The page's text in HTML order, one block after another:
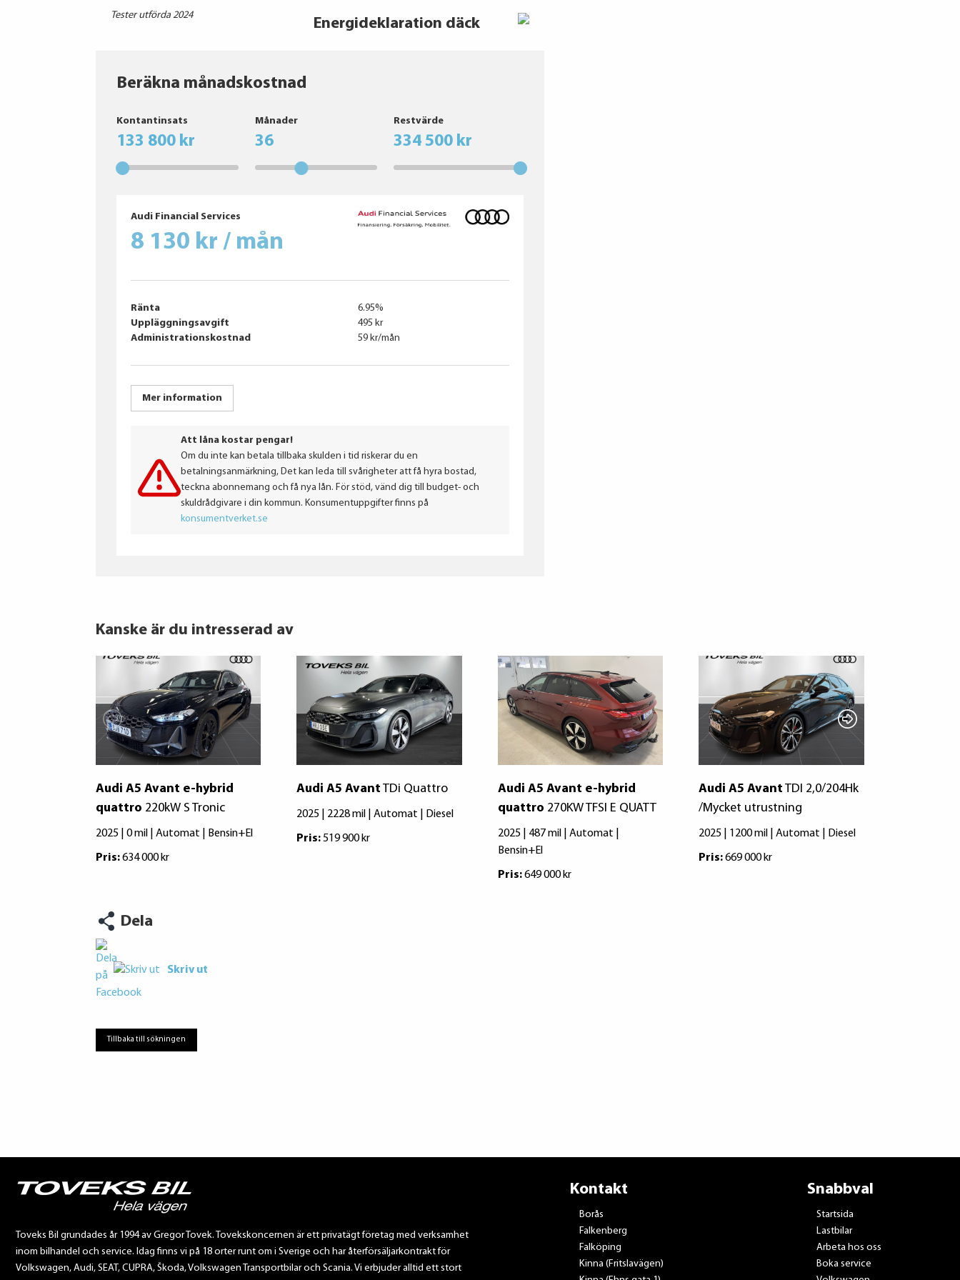
Tester utförda 2024
Energideklaration däck
Beräkna månadskostnad
Kontantinsats
133 800 kr
Månader
36
Restvärde
334 500 kr
Audi Financial Services
8 130 kr / mån
Ränta
6.95%
Uppläggningsavgift
495 kr
Administrationskostnad
59 kr/mån
Mer information
Att låna kostar pengar!
Om du inte kan betala tillbaka skulden i tid riskerar du en
betalningsanmärkning, Det kan leda till svårigheter att få hyra bostad,
teckna abonnemang och få nya lån. För stöd, vänd dig till budget- och
skuldrådgivare i din kommun. Konsumentuppgifter finns på
konsumentverket.se
Kanske är du intresserad av
Audi A5 Avant e-hybrid
quattro 220kW S Tronic
2025 | 0 mil | Automat | Bensin+El
Pris:634 000 kr
Audi A5 Avant TDi Quattro
2025 | 2228 mil | Automat | Diesel
Pris:519 900 kr
Audi A5 Avant e-hybrid
quattro 270KW TFSI E QUATT
2025 | 487 mil | Automat |
Bensin+El
Pris:649 000 kr
Audi A5 Avant TDI 2,0/204Hk
/Mycket utrustning
2025 | 1200 mil | Automat | Diesel
Pris:669 000 kr
Dela
Skriv ut
Tillbaka till sökningen
Toveks Bil grundades år 1994 av Gregor Tovek. Tovekskoncernen är ett privatägt företag med verksamhet
inom bilhandel och service. Idag finns vi på 18 orter runt om i Sverige och har återförsäljarkontrakt för
Volkswagen, Audi, SEAT, CUPRA, Škoda, Volkswagen Transportbilar och Scania. Vi erbjuder alltid ett stort
Kontakt
Borås
Falkenberg
Falköping
Kinna (Fritslavägen)
Snabbval
Startsida
Lastbilar
Arbeta hos oss
Boka service